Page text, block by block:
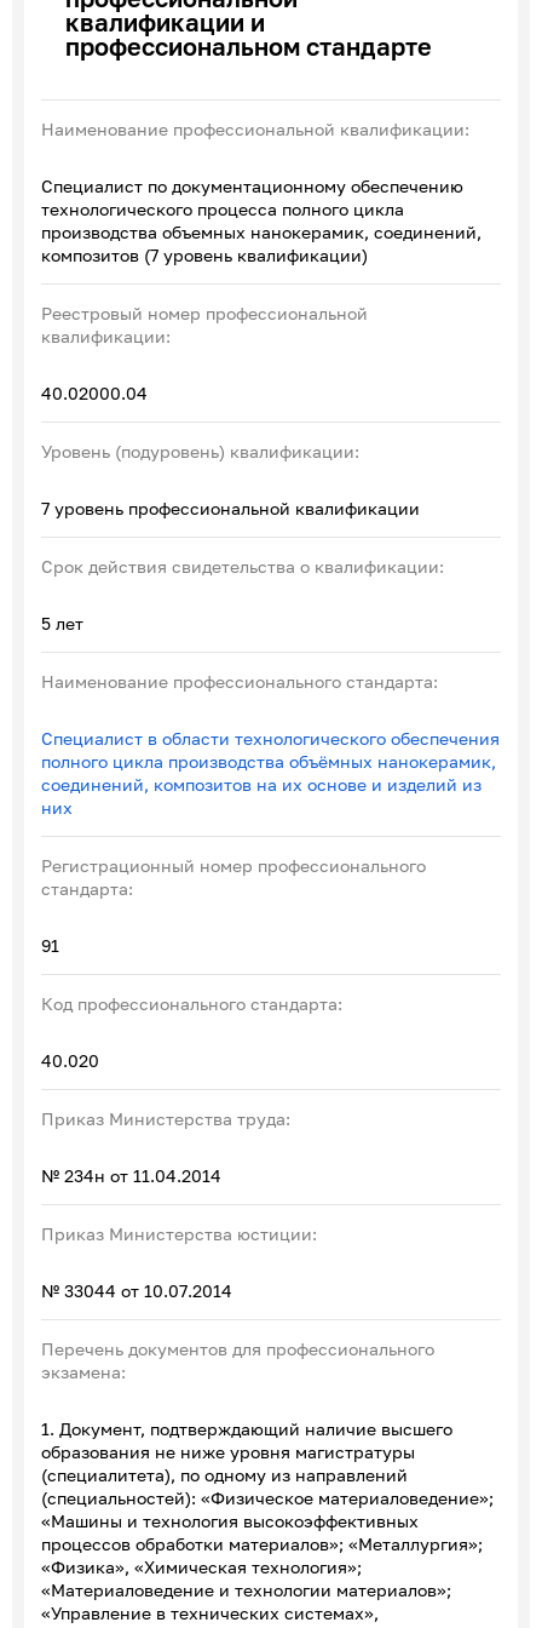
Эксперты по ПОА
Соглашения с отраслевыми СПК
квалификации и
профессиональном стандарте
Наименование профессиональной квалификации:
Специалист по документационному обеспечению
технологического процесса полного цикла
производства объемных нанокерамик, соединений,
композитов (7 уровень квалификации)
Реестровый номер профессиональной
квалификации:
40.02000.04
Уровень (подуровень) квалификации:
7 уровень профессиональной квалификации
Срок действия свидетельства о квалификации:
5 лет
Наименование профессионального стандарта:
Специалист в области технологического обеспечения
полного цикла производства объёмных нанокерамик,
соединений, композитов на их основе и изделий из
них
Регистрационный номер профессионального
стандарта:
91
Код профессионального стандарта:
40.020
Приказ Министерства труда:
№ 234н от 11.04.2014
Приказ Министерства юстиции:
№ 33044 от 10.07.2014
Перечень документов для профессионального
экзамена:
1. Документ, подтверждающий наличие высшего
образования не ниже уровня магистратуры
(специалитета), по одному из направлений
(специальностей): «Физическое материаловедение»;
«Машины и технология высокоэффективных
процессов обработки материалов»; «Металлургия»;
«Физика», «Химическая технология»;
«Материаловедение и технологии материалов»;
«Управление в технических системах»,